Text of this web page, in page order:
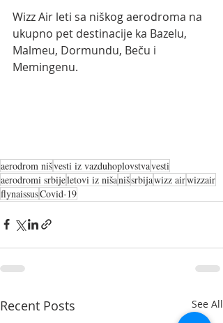
Wizz Air leti sa niškog aerodroma na
ukupno pet destinacije ka Bazelu,
Malmeu, Dormundu, Beču i
Memingenu.
aerodrom nišvesti iz vazduhoplovstvavesti
aerodromi srbijeletovi iz nišanišsrbijawizz airwizzair
flynaissusCovid-19
Recent Posts See All